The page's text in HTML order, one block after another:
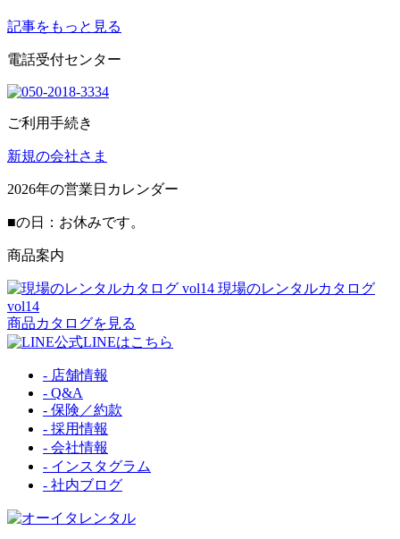
記事をもっと見る
電話受付センター
ご利用手続き
新規の会社さま
2026年の営業日カレンダー
■の日：お休みです。
商品案内
現場のレンタルカタログ
vol14
商品カタログを見る
公式LINEはこちら
- 店舗情報
- Q&A
- 保険／約款
- 採用情報
- 会社情報
- インスタグラム
- 社内ブログ